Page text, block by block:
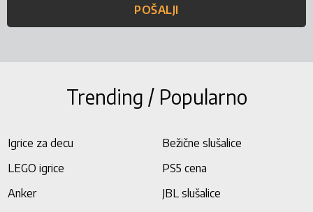
POŠALJI
Trending / Popularno
Igrice za decu
Bežične slušalice
LEGO igrice
PS5 cena
Anker
JBL slušalice